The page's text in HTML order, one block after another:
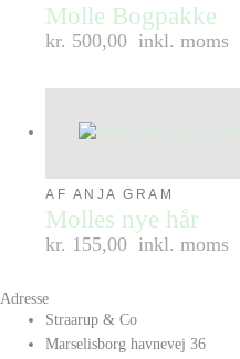
Molle Bogpakke
kr. 500,00 inkl. moms
AF ANJA GRAM
Molles nye hår
kr. 155,00 inkl. moms
Adresse
Straarup & Co
Marselisborg havnevej 36